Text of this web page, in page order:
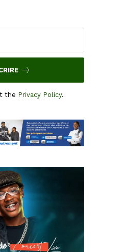
the Privacy Policy.